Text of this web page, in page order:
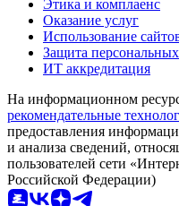
Этика и комплаенс
Оказание услуг
Использование
Защита
ИТ аккредитация
На информационном
рекомендательные
предоставления
и анализа сведений,
пользователей сети
Российской Федерации)